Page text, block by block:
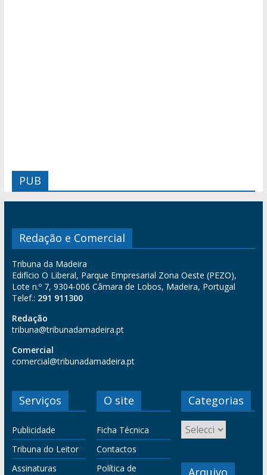
PUB
Redação e Comercial
Tribuna da Madeira
Edifício O Liberal, Parque Empresarial Zona Oeste (PEZO),
Lote n.º 7, 9304-006 Câmara de Lobos, Madeira, Portugal
Telef.: 291 911300
Redação
tribuna@tribunadamadeira.pt
Comercial
comercial@tribunadamadeira.pt
Serviços
Publicidade
Tribuna do Leitor
Assinaturas
O site
Ficha Técnica
Contactos
Política de
Categorias